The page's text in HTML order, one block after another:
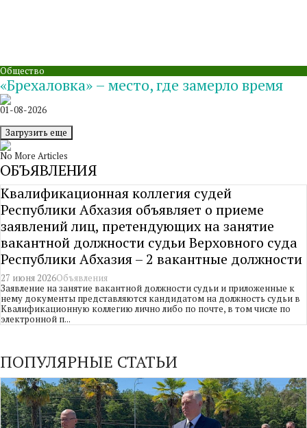
Общество
«Брехаловка» – место, где замерло время
01-08-2026
Загрузить еще
No More Articles
ОБЪЯВЛЕНИЯ
Квалификационная коллегия судей
Республики Абхазия объявляет о приеме
заявлений лиц, претендующих на занятие
вакантной должности судьи Верховного суда
Республики Абхазия – 2 вакантные должности
27 июня 2026Объявления
Заявление на занятие вакантной должности судьи и приложенные к
нему документы представляются кандидатом на должность судьи в
Квалификационную коллегию лично либо по почте, в том числе по
электронной п...
ПОПУЛЯРНЫЕ СТАТЬИ